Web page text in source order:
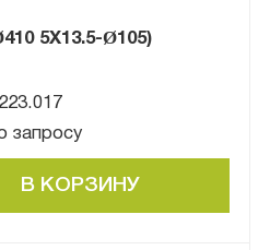
5X13.5-Ø105)
запросу